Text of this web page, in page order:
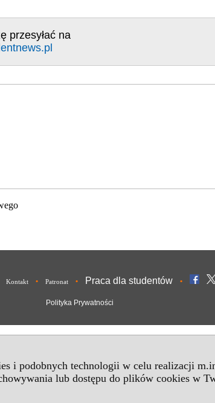
i podobnych technologii w celu realizacji
lub dostępu do plików cookies w
przesyłać na
Kontakt • Patronat • Praca dla studentów •
Polityka Prywatności